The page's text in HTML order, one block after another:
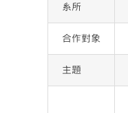
系所
合作對象
主題